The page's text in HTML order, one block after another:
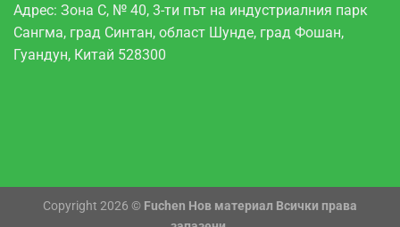
Адрес: Зона С, № 40, 3-ти път на индустриалния парк
Сангма, град Синтан, област Шунде, град Фошан,
Гуандун, Китай 528300
Copyright 2026 © Fuchen Нов материал Всички права